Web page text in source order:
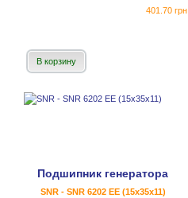
401.70 грн.
В корзину
Подшипник генератора
SNR - SNR 6202 EE (15x35x11)